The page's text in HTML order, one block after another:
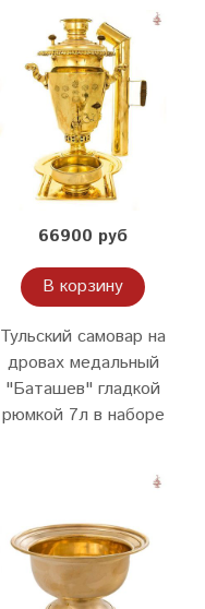
66900 руб
В корзину
Тульский самовар на
дровах медальный
"Баташев" гладкой
рюмкой 7л в наборе